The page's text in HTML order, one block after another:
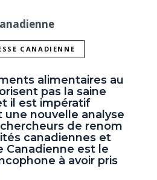
CANADIENNE
alimentaires au
pas la saine
il est impératif
une nouvelle analyse
chercheurs de renom
canadiennes et
Canadienne est le
à avoir pris